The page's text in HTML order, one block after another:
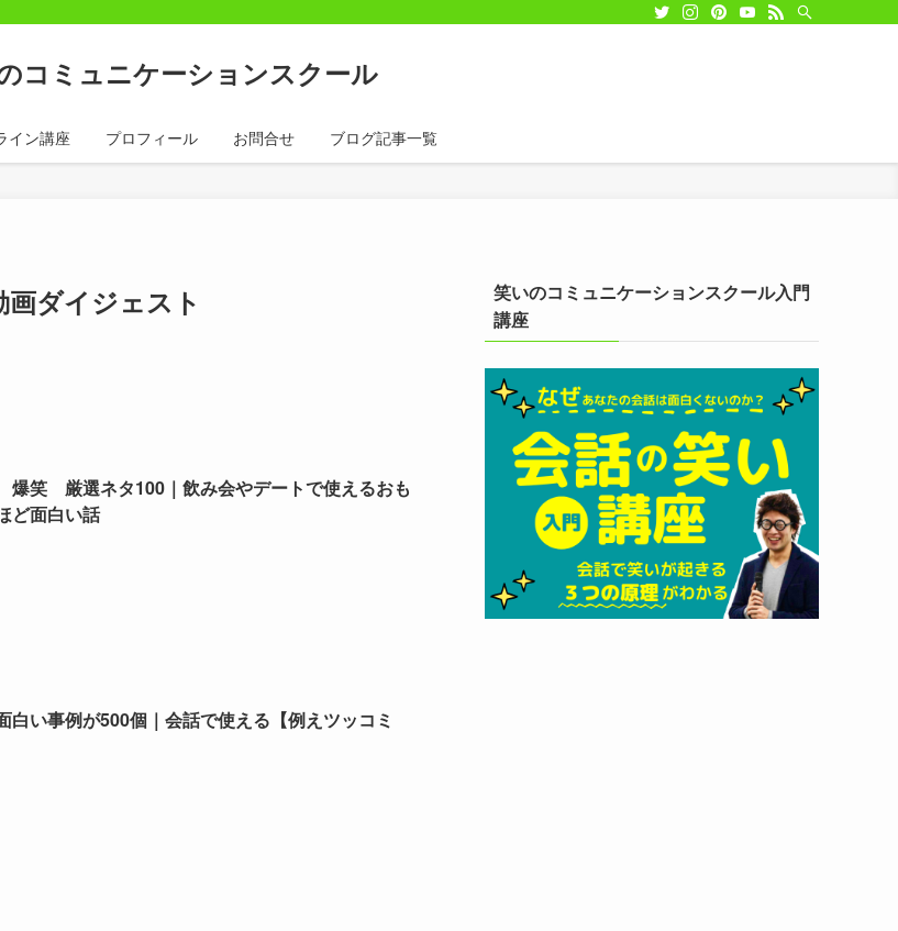
コミュニケーションスクール
イン講座 プロフィール お問合せ ブログ記事一覧
ダイジェスト
笑 厳選ネタ100｜飲み会やデートで使えるおも
ど面白い話
白い事例が500個｜会話で使える【例えツッコミ
笑いのコミュニケーションスクール入門
講座